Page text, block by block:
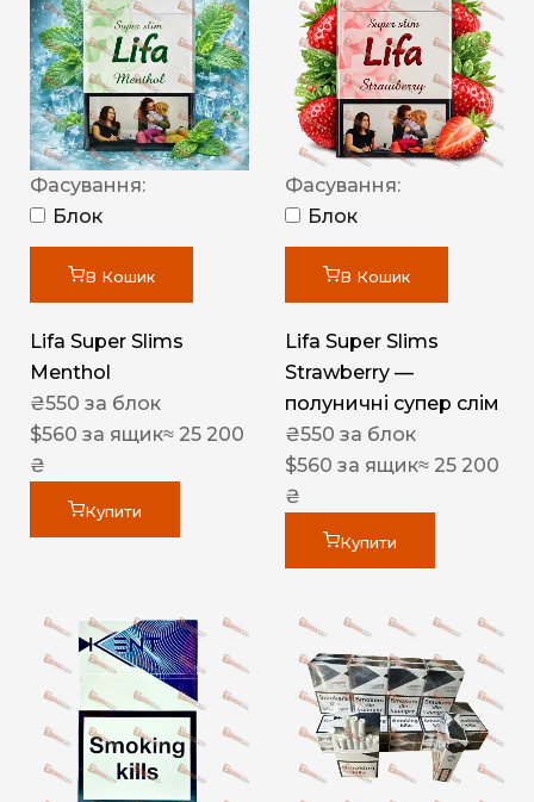
Фасування:
Блок
В Кошик
Lifa Super Slims
Menthol
₴550 за блок
$560 за ящик≈ 25 200
₴
Купити
Фасування:
Блок
В Кошик
Lifa Super Slims
Strawberry —
полуничні супер слім
₴550 за блок
$560 за ящик≈ 25 200
₴
Купити